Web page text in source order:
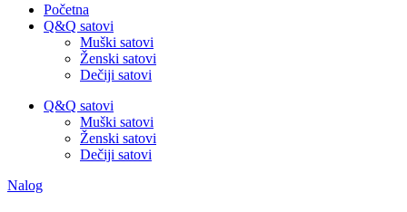
Početna
Q&Q satovi
Muški satovi
Ženski satovi
Dečiji satovi
Q&Q satovi
Muški satovi
Ženski satovi
Dečiji satovi
Nalog